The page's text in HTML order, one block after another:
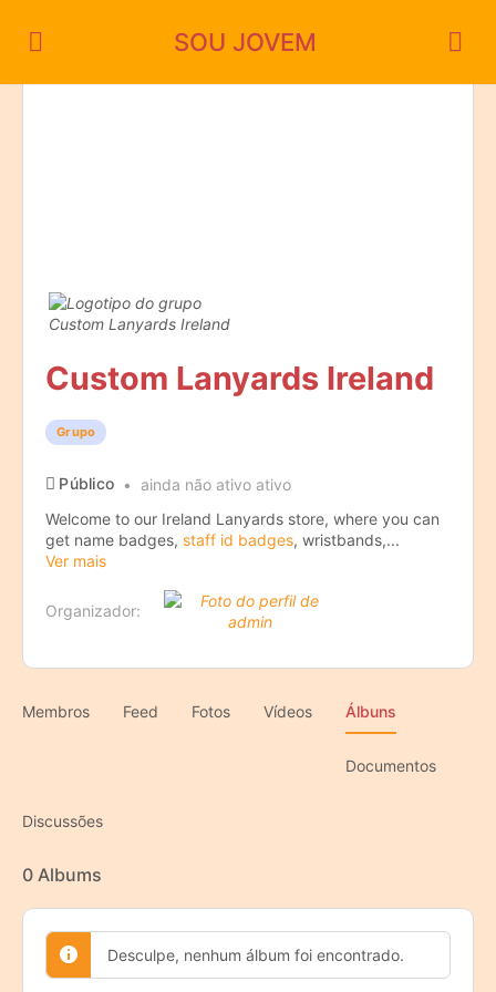
SOU JOVEM
Custom Lanyards Ireland
Grupo
Público
ainda não ativo ativo
Welcome to our Ireland Lanyards store, where you can
get name badges, staff id badges, wristbands,...
Ver mais
Organizador:
Membros Feed Fotos Vídeos Álbuns
Documentos
Discussões
0 Albums
Desculpe, nenhum álbum foi encontrado.